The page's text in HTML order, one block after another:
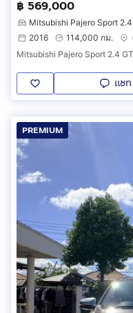
฿ 569,000
Mitsubishi Pajero Sport
2016
114,000 กม.
แชท
PREMIUM